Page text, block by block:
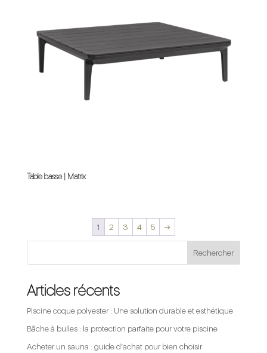
Table basse | Matrix
1 2 3 4 5 →
Rechercher
Articles récents
Piscine coque polyester : Une solution durable et esthétique
Bâche à bulles : la protection parfaite pour votre piscine
Acheter un sauna : guide d’achat pour bien choisir